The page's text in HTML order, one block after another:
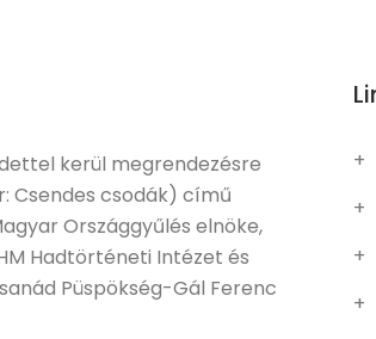
kerül megrendezésre
Csendes csodák) című
Országgyűlés elnöke,
Hadtörténeti Intézet és
Püspökség-Gál Ferenc